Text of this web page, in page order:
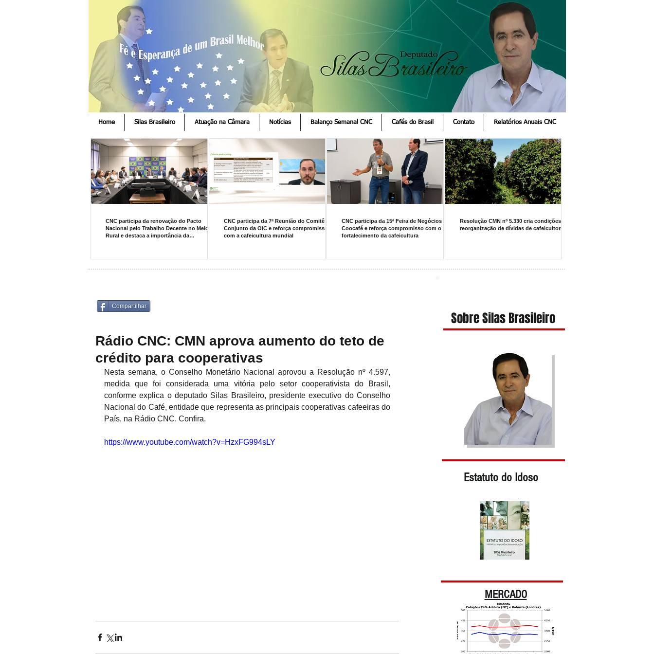
Home Silas Brasileiro Atuação na Câmara Notícias Balanço Semanal CNC Cafés do Brasil Contato Relatórios Anuais CNC
Compartilhar
Rádio CNC: CMN aprova aumento do teto de
crédito para cooperativas
Nesta semana, o Conselho Monetário Nacional aprovou a Resolução nº 4.597,
medida que foi considerada uma vitória pelo setor cooperativista do Brasil,
conforme explica o deputado Silas Brasileiro, presidente executivo do Conselho
Nacional do Café, entidade que representa as principais cooperativas cafeeiras do
País, na Rádio CNC. Confira.
https://www.youtube.com/watch?v=HzxFG994sLY
Sobre Silas Brasileiro
Estatuto do Idoso
MERCADO
CNC participa da renovação do Pacto
Nacional pelo Trabalho Decente no Meio
Rural e destaca a importância da
CNC participa da 7ª Reunião do Comitê
Conjunto da OIC e reforça compromisso
com a cafeicultura mundial
CNC participa da 15ª Feira de Negócios da
Coocafé e reforça compromisso com o
fortalecimento da cafeicultura
Resolução CMN nº 5.330 cria condições para
reorganização de dívidas de cafeicultores